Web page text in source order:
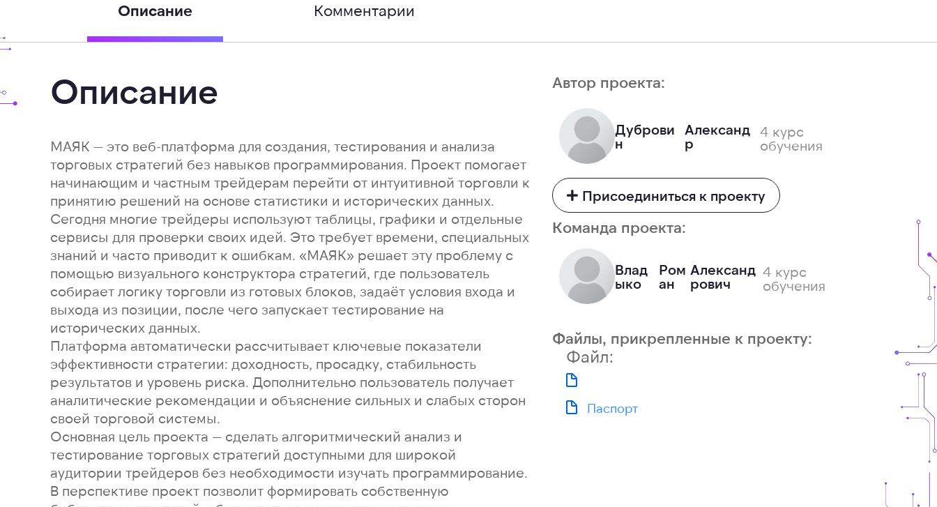
Описание Комментарии
Описание
МАЯК — это веб-платформа для создания, тестирования и анализа
торговых стратегий без навыков программирования. Проект помогает
начинающим и частным трейдерам перейти от интуитивной торговли к
принятию решений на основе статистики и исторических данных.
Сегодня многие трейдеры используют таблицы, графики и отдельные
сервисы для проверки своих идей. Это требует времени, специальных
знаний и часто приводит к ошибкам. «МАЯК» решает эту проблему с
помощью визуального конструктора стратегий, где пользователь
собирает логику торговли из готовых блоков, задаёт условия входа и
выхода из позиции, после чего запускает тестирование на
исторических данных.
Платформа автоматически рассчитывает ключевые показатели
эффективности стратегии: доходность, просадку, стабильность
результатов и уровень риска. Дополнительно пользователь получает
аналитические рекомендации и объяснение сильных и слабых сторон
своей торговой системы.
Основная цель проекта — сделать алгоритмический анализ и
тестирование торговых стратегий доступными для широкой
аудитории трейдеров без необходимости изучать программирование.
В перспективе проект позволит формировать собственную
Автор проекта:
Дуброви
н
Александ
р
4 курс
обучения
Присоединиться к проекту
Команда проекта:
Влад
ыко
Ром
ан
Александ
рович
4 курс
обучения
Файлы, прикрепленные к проекту:
Файл:
Паспорт